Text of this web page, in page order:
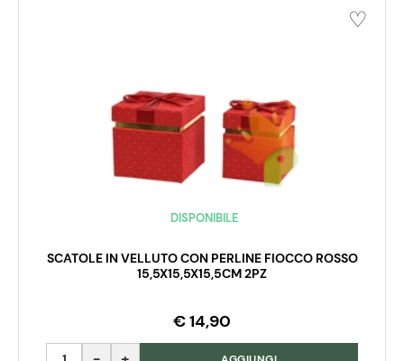
DISPONIBILE
SCATOLE IN VELLUTO CON PERLINE FIOCCO ROSSO
15,5X15,5X15,5CM 2PZ
€ 14,90
Quantità